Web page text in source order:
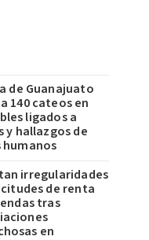
de Guanajuato
140 cateos en
ligados a
y hallazgos de
irregularidades
de renta
tras
en